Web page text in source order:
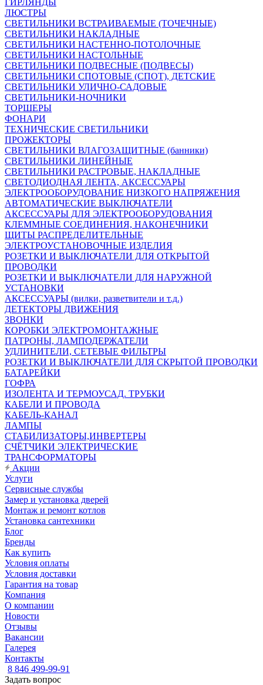
ГИРЛЯНДЫ
ЛЮСТРЫ
СВЕТИЛЬНИКИ ВСТРАИВАЕМЫЕ (ТОЧЕЧНЫЕ)
СВЕТИЛЬНИКИ НАКЛАДНЫЕ
СВЕТИЛЬНИКИ НАСТЕННО-ПОТОЛОЧНЫЕ
СВЕТИЛЬНИКИ НАСТОЛЬНЫЕ
СВЕТИЛЬНИКИ ПОДВЕСНЫЕ (ПОДВЕСЫ)
СВЕТИЛЬНИКИ СПОТОВЫЕ (СПОТ), ДЕТСКИЕ
СВЕТИЛЬНИКИ УЛИЧНО-САДОВЫЕ
СВЕТИЛЬНИКИ-НОЧНИКИ
ТОРШЕРЫ
ФОНАРИ
ТЕХНИЧЕСКИЕ СВЕТИЛЬНИКИ
ПРОЖЕКТОРЫ
СВЕТИЛЬНИКИ ВЛАГОЗАЩИТНЫЕ (банники)
СВЕТИЛЬНИКИ ЛИНЕЙНЫЕ
СВЕТИЛЬНИКИ РАСТРОВЫЕ, НАКЛАДНЫЕ
СВЕТОДИОДНАЯ ЛЕНТА, АКСЕССУАРЫ
ЭЛЕКТРООБОРУДОВАНИЕ НИЗКОГО НАПРЯЖЕНИЯ
АВТОМАТИЧЕСКИЕ ВЫКЛЮЧАТЕЛИ
АКСЕССУАРЫ ДЛЯ ЭЛЕКТРООБОРУДОВАНИЯ
КЛЕММНЫЕ СОЕДИНЕНИЯ, НАКОНЕЧНИКИ
ЩИТЫ РАСПРЕДЕЛИТЕЛЬНЫЕ
ЭЛЕКТРОУСТАНОВОЧНЫЕ ИЗДЕЛИЯ
РОЗЕТКИ И ВЫКЛЮЧАТЕЛИ ДЛЯ ОТКРЫТОЙ
ПРОВОДКИ
РОЗЕТКИ И ВЫКЛЮЧАТЕЛИ ДЛЯ НАРУЖНОЙ
УСТАНОВКИ
АКСЕССУАРЫ (вилки, разветвители и т.д.)
ДЕТЕКТОРЫ ДВИЖЕНИЯ
ЗВОНКИ
КОРОБКИ ЭЛЕКТРОМОНТАЖНЫЕ
ПАТРОНЫ, ЛАМПОДЕРЖАТЕЛИ
УДЛИНИТЕЛИ, СЕТЕВЫЕ ФИЛЬТРЫ
РОЗЕТКИ И ВЫКЛЮЧАТЕЛИ ДЛЯ СКРЫТОЙ ПРОВОДКИ
БАТАРЕЙКИ
ГОФРА
ИЗОЛЕНТА И ТЕРМОУСАД. ТРУБКИ
КАБЕЛИ И ПРОВОДА
КАБЕЛЬ-КАНАЛ
ЛАМПЫ
СТАБИЛИЗАТОРЫ,ИНВЕРТЕРЫ
СЧЁТЧИКИ ЭЛЕКТРИЧЕСКИЕ
ТРАНСФОРМАТОРЫ
Акции
Услуги
Сервисные службы
Замер и установка дверей
Монтаж и ремонт котлов
Установка сантехники
Блог
Бренды
Как купить
Условия оплаты
Условия доставки
Гарантия на товар
Компания
О компании
Новости
Отзывы
Вакансии
Галерея
Контакты
8 846 499-99-91
Задать вопрос